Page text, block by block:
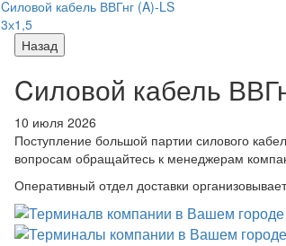
Cиловой кабель ВВГнг (A)-LS
3х1,5
Назад
Cиловой кабель
10 июля 2026
Поступление большой партии силового
вопросам обращайтесь к менеджерам
Оперативный отдел доставки